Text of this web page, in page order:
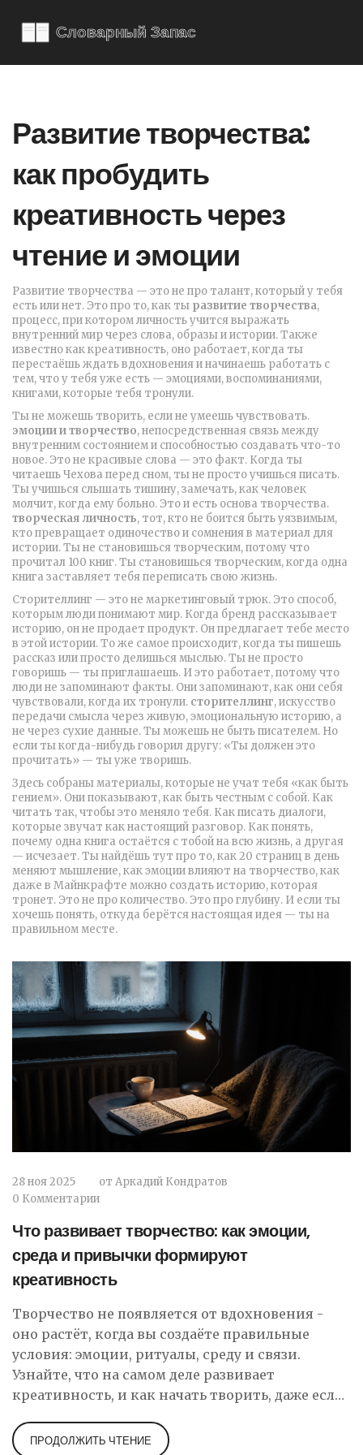
Развитие творчества:
как пробудить
креативность через
чтение и эмоции
Развитие творчества — это не про талант, который у тебя
есть или нет. Это про то, как ты развитие творчества,
процесс, при котором личность учится выражать
внутренний мир через слова, образы и истории. Также
известно каккреативность, оно работает, когда ты
перестаёшь ждать вдохновения и начинаешь работать с
тем, что у тебя уже есть — эмоциями, воспоминаниями,
книгами, которые тебя тронули.
Ты не можешь творить, если не умеешь чувствовать.
эмоции и творчество,непосредственная связь между
внутренним состоянием и способностью создавать что-то
новое. Это не красивые слова — это факт. Когда ты
читаешь Чехова перед сном, ты не просто учишься писать.
Ты учишься слышать тишину, замечать, как человек
молчит, когда ему больно. Это и есть основа творчества.
творческая личность, тот, кто не боится быть уязвимым,
кто превращает одиночество и сомнения в материал для
истории.Ты не становишься творческим, потому что
прочитал 100 книг. Ты становишься творческим, когда одна
книга заставляет тебя переписать свою жизнь.
Сторителлинг — это не маркетинговый трюк. Это способ,
которым люди понимают мир. Когда бренд рассказывает
историю, он не продает продукт. Он предлагает тебе место
в этой истории. То же самое происходит, когда ты пишешь
рассказ или просто делишься мыслью. Ты не просто
говоришь — ты приглашаешь. И это работает, потому что
люди не запоминают факты. Они запоминают, как они себя
чувствовали, когда их тронули. сторителлинг,искусство
передачи смысла через живую, эмоциональную историю, а
не через сухие данные.Ты можешь не быть писателем. Но
если ты когда-нибудь говорил другу: «Ты должен это
прочитать» — ты уже творишь.
Здесь собраны материалы, которые не учат тебя «как быть
гением». Они показывают, как быть честным с собой. Как
читать так, чтобы это меняло тебя. Как писать диалоги,
которые звучат как настоящий разговор. Как понять,
почему одна книга остаётся с тобой на всю жизнь, а другая
— исчезает. Ты найдёшь тут про то, как 20 страниц в день
меняют мышление, как эмоции влияют на творчество, как
даже в Майнкрафте можно создать историю, которая
тронет. Это не про количество. Это про глубину. И если ты
хочешь понять, откуда берётся настоящая идея — ты на
правильном месте.
28 ноя 2025 от Аркадий Кондратов
0 Комментарии
Что развивает творчество: как эмоции,
среда и привычки формируют
креативность
Творчество не появляется от вдохновения -
оно растёт, когда вы создаёте правильные
условия: эмоции, ритуалы, среду и связи.
Узнайте, что на самом деле развивает
креативность, и как начать творить, даже если
ПРОДОЛЖИТЬ ЧТЕНИЕ